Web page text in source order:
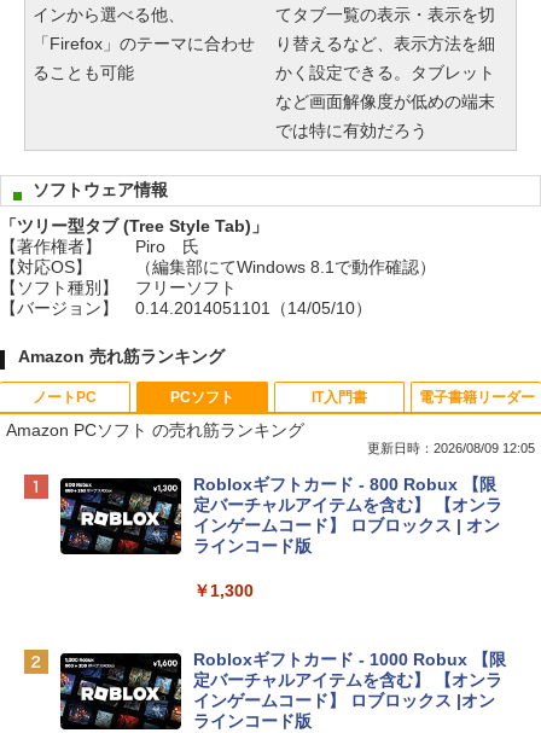
インから選べる他、
「Firefox」のテーマに合わせ
ることも可能
てタブ一覧の表示・表示を切
り替えるなど、表示方法を細
かく設定できる。タブレット
など画面解像度が低めの端末
では特に有効だろう
ソフトウェア情報
「ツリー型タブ (Tree Style Tab)」
【著作権者】
Piro 氏
【対応OS】
（編集部にてWindows 8.1で動作確認）
【ソフト種別】
フリーソフト
【バージョン】
0.14.2014051101（14/05/10）
Amazon 売れ筋ランキング
ノートPC
Apple 2026 MacBook Neo A18 Proチッ
プ搭載13インチノートブック：AIとAppl
e Intelligenceのために設計、Liquid Ret
inaディスプレイ、8GBユニファイドメモ
eTime HDカメラ - インディゴ
tomtoc 360°保護 15.6 16インチ パソコ
ンケース Dell NEC Lavie ASUS HP dyna
PCソフト
Amazon PCソフト の売れ筋ランキング
更新日時：2026/08/09 12:05
Robloxギフトカード - 800 Robux 【限
定バーチャルアイテムを含む】 【オンラ
インゲームコード】 ロブロックス | オン
ラインコード版
￥1,300
Robloxギフトカード - 1000 Robux 【限
定バーチャルアイテムを含む】 【オンラ
インゲームコード】 ロブロックス |オン
ラインコード版
IT入門書 電子書籍リーダー